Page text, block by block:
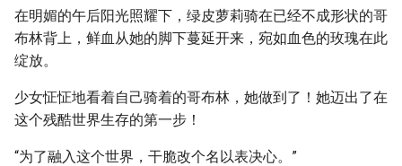
在明媚的午后阳光照耀下，绿皮萝莉骑在已经不成形状的哥
布林背上，鲜血从她的脚下蔓延开来，宛如血色的玫瑰在此
绽放。
少女怔怔地看着自己骑着的哥布林，她做到了！她迈出了在
这个残酷世界生存的第一步！
“为了融入这个世界，干脆改个名以表决心。”